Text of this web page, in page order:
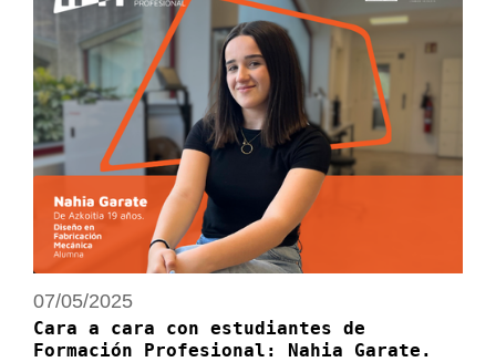
07/05/2025
Cara a cara con estudiantes de
Formación Profesional: Nahia Garate.